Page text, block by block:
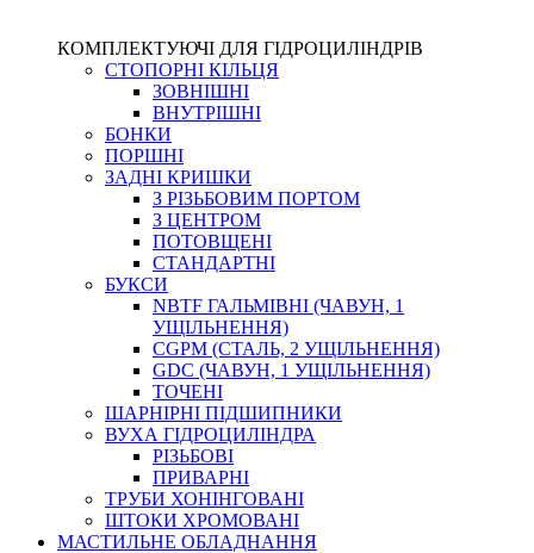
КОМПЛЕКТУЮЧІ ДЛЯ ГІДРОЦИЛІНДРІВ
СТОПОРНІ КІЛЬЦЯ
ЗОВНІШНІ
ВНУТРІШНІ
БОНКИ
ПОРШНІ
ЗАДНІ КРИШКИ
З РІЗЬБОВИМ ПОРТОМ
З ЦЕНТРОМ
ПОТОВЩЕНІ
СТАНДАРТНІ
БУКСИ
NBTF ГАЛЬМІВНІ (ЧАВУН, 1
УЩІЛЬНЕННЯ)
CGPM (СТАЛЬ, 2 УЩІЛЬНЕННЯ)
GDC (ЧАВУН, 1 УЩІЛЬНЕННЯ)
ТОЧЕНІ
ШАРНІРНІ ПІДШИПНИКИ
ВУХА ГІДРОЦИЛІНДРА
РІЗЬБОВІ
ПРИВАРНІ
ТРУБИ ХОНІНГОВАНІ
ШТОКИ ХРОМОВАНІ
МАСТИЛЬНЕ ОБЛАДНАННЯ